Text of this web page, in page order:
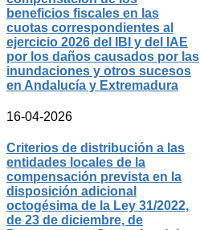
beneficios fiscales en las
cuotas correspondientes al
ejercicio 2026 del IBI y del IAE
por los daños causados por las
inundaciones y otros sucesos
en Andalucía y Extremadura
16-04-2026
Criterios de distribución a las
entidades locales de la
compensación prevista en la
disposición adicional
octogésima de la Ley 31/2022,
de 23 de diciembre, de